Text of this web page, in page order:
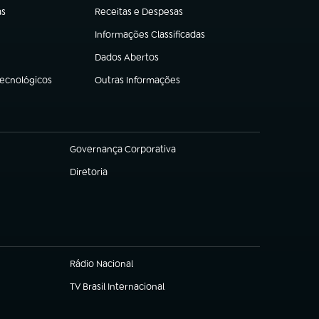
Receitas e Despesas
(abre em nova aba)
Informações Classificadas
(abre em nova aba)
Dados Abertos
(abre em nova aba)
Outras Informações
(abre em nova aba)
Governança Corporativa
(abre em nova aba)
Diretoria
(abre em nova aba)
Rádio Nacional
TV Brasil Internacional
(abre em nova aba)